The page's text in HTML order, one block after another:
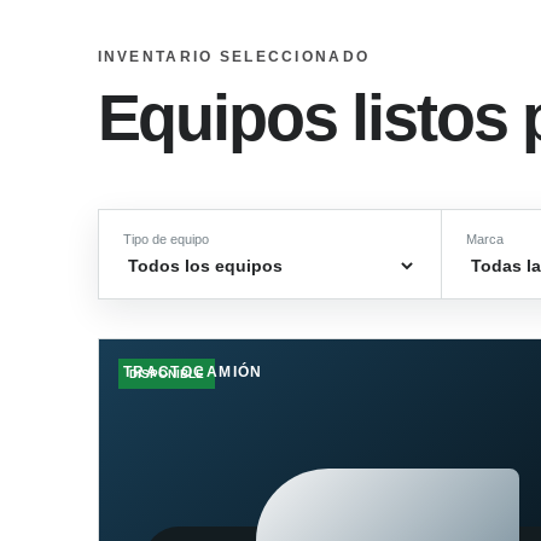
INVENTARIO SELECCIONADO
Equipos listos
Tipo de equipo Marca
DISPONIBLE
TRACTOCAMIÓN